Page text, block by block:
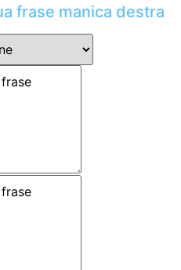
frase manica destra